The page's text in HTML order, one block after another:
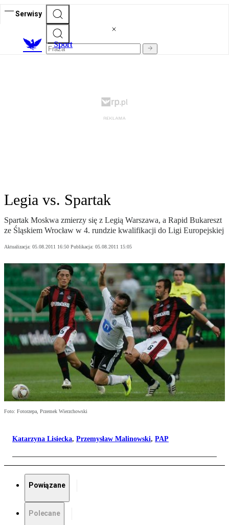
Serwisy
Sport
Legia vs. Spartak
Spartak Moskwa zmierzy się z Legią Warszawa, a Rapid Bukareszt
ze Śląskiem Wrocław w 4. rundzie kwalifikacji do Ligi Europejskiej
Aktualizacja: 05.08.2011 16:50 Publikacja: 05.08.2011 15:05
Foto: Fotorzepa, Przemek Wierzchowski
Katarzyna Lisiecka, Przemysław Malinowski, PAP
Powiązane
Polecane